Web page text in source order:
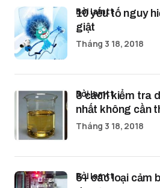
10 yếu tố nguy
giật
bởi lamtt
Tháng 3 18, 2018
3 cách kiểm tra
nhất không cần
bởi lamtt
Tháng 3 18, 2018
5+ các loại cảm
bởi lamtt